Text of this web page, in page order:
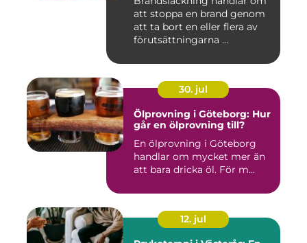
att stoppa en brand genom
att ta bort en eller flera av
förutsättningarna ...
30. jul
Ölprovning i Göteborg: Hur
går en ölprovning till?
En ölprovning i Göteborg
handlar om mycket mer än
att bara dricka öl. För m...
12. jul